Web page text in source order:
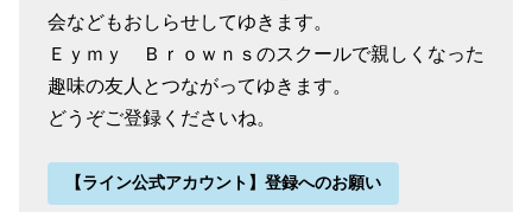
会などもおしらせしてゆきます。
Ｅｙｍｙ Ｂｒｏｗｎｓのスクールで親しくなった
趣味の友人とつながってゆきます。
どうぞご登録くださいね。
【ライン公式アカウント】登録へのお願い